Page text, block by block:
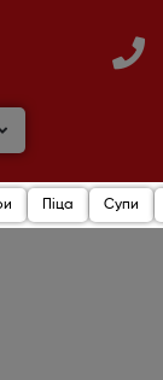
Піца Супи